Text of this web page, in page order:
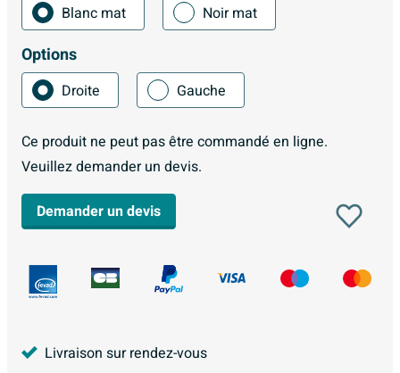
Blanc mat
Noir mat
Options
Droite Gauche
Ce produit ne peut pas être commandé en ligne.
Veuillez demander un devis.
Demander un devis
Livraison sur rendez-vous